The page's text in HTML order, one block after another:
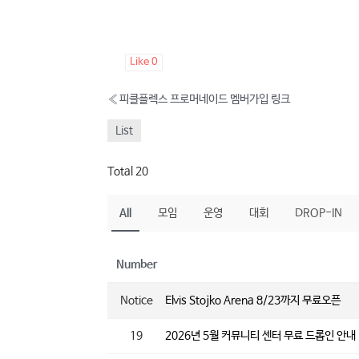
Like0
« 피클플렉스 프로머네이드 멤버가입 링크
List
Total 20
All 모임 운영 대회 DROP-IN
Number
Notice Elvis Stojko Arena 8/23까지 무료오픈
19 2026년 5월 커뮤니티 센터 무료 드롭인 안내